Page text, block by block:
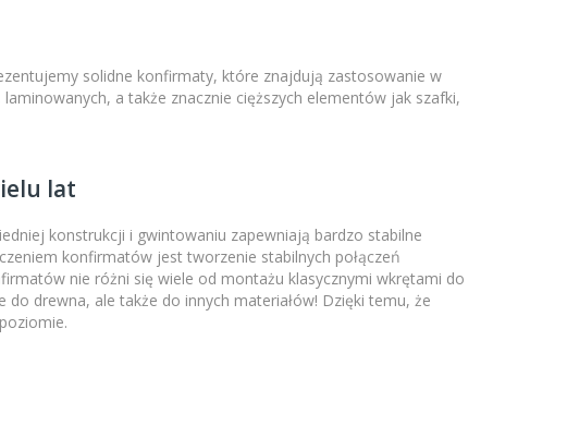
solidne konfirmaty, które znajdują zastosowanie w
a także znacznie cięższych elementów jak szafki,
lat
konstrukcji i gwintowaniu zapewniają bardzo stabilne
konfirmatów jest tworzenie stabilnych połączeń
nie różni się wiele od montażu klasycznymi wkrętami do
drewna, ale także do innych materiałów! Dzięki temu, że